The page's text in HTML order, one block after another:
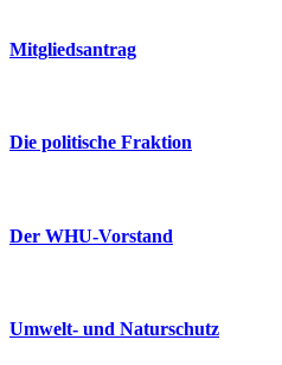
Mitgliedsantrag
Die politische Fraktion
Der WHU-Vorstand
Umwelt- und Naturschutz